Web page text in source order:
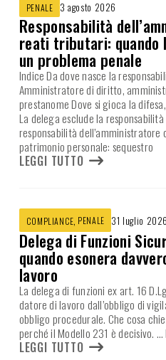
PENALE 3 agosto 2026
Responsabilità
reati tributari: quando
un problema penale
Indice Da dove nasce la
Amministratore di diritto,
prestanome Dove si gioca la
La delega esclude la
responsabilità
patrimonio personale: sequestro
LEGGI TUTTO
COMPLIANCE, PENALE 31 luglio 2026
Delega di Funzioni
quando esonera
lavoro
La delega di funzioni ex art. 16
datore di lavoro dall’obbligo di
obbligo procedurale. Che cosa
perché il Modello 231 è decisivo. …
LEGGI TUTTO